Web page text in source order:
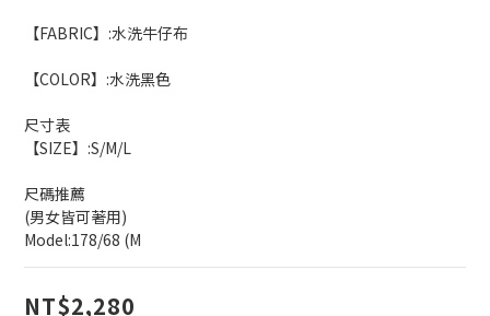
【FABRIC】:水洗牛仔布
【COLOR】:水洗黑色
尺寸表
【SIZE】:S/M/L
尺碼推薦
(男女皆可著用)
Model:178/68 (M
NT$2,280